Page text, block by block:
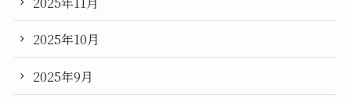
2025年10月
2025年9月